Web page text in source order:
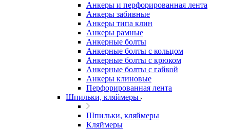
Анкеры и перфорированная лента
Анкеры забивные
Анкеры типа клин
Анкеры рамные
Анкерные болты
Анкерные болты с кольцом
Анкерные болты с крюком
Анкерные болты с гайкой
Анкеры клиновые
Перфорированная лента
Шпильки, кляймеры
Шпильки, кляймеры
Кляймеры